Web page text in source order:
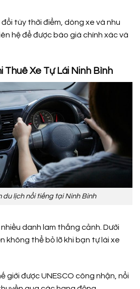
tùy thời điểm, dòng xe và nhu
hệ để được báo giá chính xác và
Thuê Xe Tự Lái Ninh Bình
du lịch nổi tiếng tại Ninh Bình
danh lam thắng cảnh. Dưới
không thể bỏ lỡ khi bạn tự lái xe
giới được UNESCO công nhận, nổi